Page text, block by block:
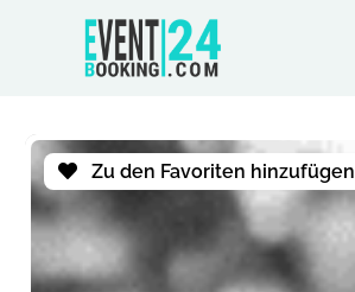
Zu den Favoriten hinzufügen